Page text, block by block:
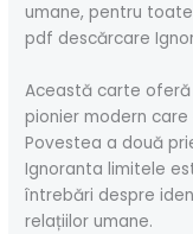
umane, pentru
pdf descărcare
Această carte oferă
pionier modern
Povestea a două
Ignoranta limitele
întrebări despre
relațiilor umane.